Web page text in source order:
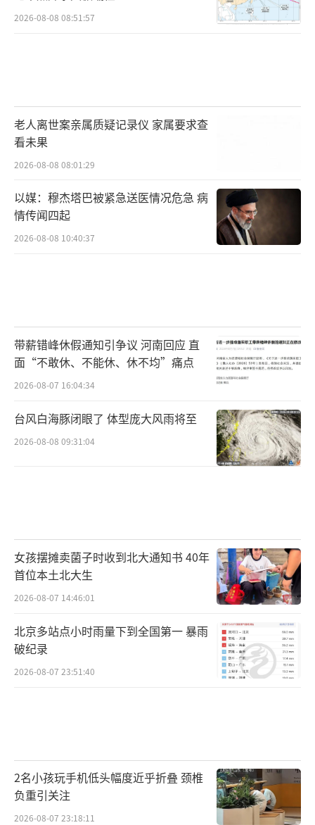
短剧制作，培训不仅帮助他提升技能，也让他
长翟涛表示，今年将会同有关部门开展人工智
能技术技能提升行动，加强人工智能通识教
育，不断提升劳动者数字素养和人工智能应用
能力。广大劳动者可以到技工教育网等线上平
台免费学习相关课程。
华南师范大学副校长王春超认为，从普通
求。（责任编辑：0764）
2026-08-08 08:51:57
老人离世案亲属质疑记录仪 家属要求查
看未果
2026-08-08 08:01:29
以媒：穆杰塔巴被紧急送医情况危急 病
情传闻四起
2026-08-08 10:40:37
带薪错峰休假通知引争议 河南回应 直
面“不敢休、不能休、休不均”痛点
2026-08-07 16:04:34
台风白海豚闭眼了 体型庞大风雨将至
2026-08-08 09:31:04
女孩摆摊卖菌子时收到北大通知书 40年
首位本土北大生
2026-08-07 14:46:01
北京多站点小时雨量下到全国第一 暴雨
破纪录
2026-08-07 23:51:40
2名小孩玩手机低头幅度近乎折叠 颈椎
负重引关注
2026-08-07 23:18:11